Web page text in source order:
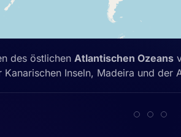
des östlichen Atlantischen Ozeans
Inseln, Madeira und der